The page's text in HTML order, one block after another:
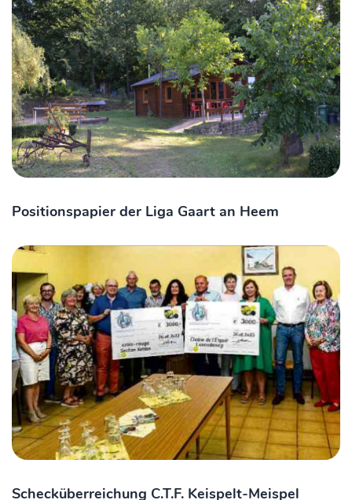
Positionspapier der Liga Gaart an Heem
Schecküberreichung C.T.F. Keispelt-Meispel